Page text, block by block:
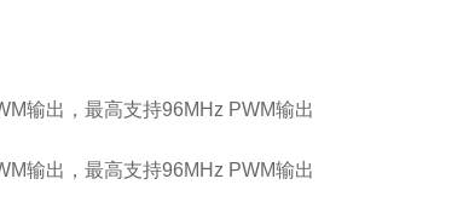
输出，最高支持96MHz PWM输出
输出，最高支持96MHz PWM输出